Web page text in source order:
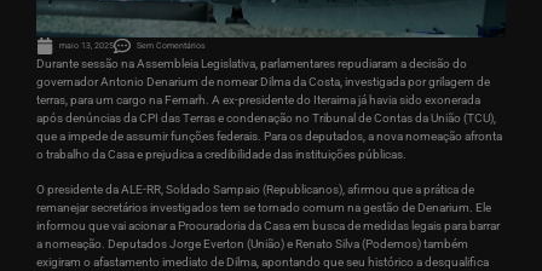
maio 13, 2025 Sem Comentários
Durante sessão na Assembleia Legislativa, parlamentares repudiaram a decisão do
governador Antonio Denarium de nomear Dilma da Costa, investigada por grilagem de
terras, para um cargo na Femarh. A ex-presidente do Iteraima já havia sido exonerada
após denúncias da CPI das Terras e condenação no Tribunal de Contas da União (TCU),
que a impede de assumir funções federais. Para os deputados, a nova nomeação afronta
o trabalho da Casa e prejudica a credibilidade das instituições públicas.
O presidente da ALE-RR, Soldado Sampaio (Republicanos), afirmou que a prática de
remanejar secretários investigados tem se tornado comum na gestão de Denarium. Ele
informou que vai acionar a Procuradoria da Casa em busca de medidas legais para barrar
a nomeação. Deputados Jorge Everton (União) e Renato Silva (Podemos) também
exigiram o afastamento imediato de Dilma, apontando que seu histórico a desqualifica